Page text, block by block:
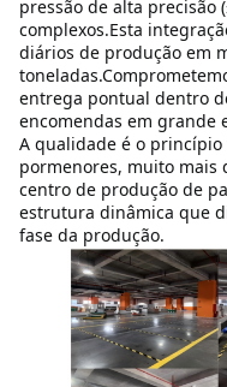
pressão de alta precisão
complexos.Esta
diários de produção em
entrega pontual dentro
encomendas em grande
A qualidade é o
pormenores, muito mais
centro de produção de
estrutura dinâmica que
fase da produção.